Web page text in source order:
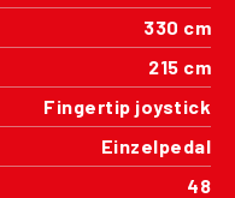
330 cm
215 cm
Fingertip joystick
Einzelpedal
48